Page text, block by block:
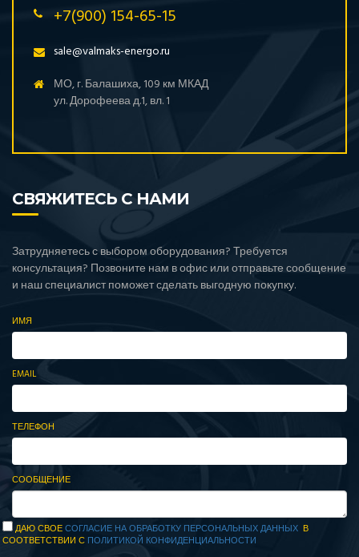
+7(900) 154-65-15
sale@valmaks-energo.ru
МО, г. Балашиха, 109 км МКАД
ул. Дорофеева д.1, вл. 1
СВЯЖИТЕСЬ С НАМИ
Затрудняетесь с выбором оборудования? Требуется
консультация? Позвоните нам в офис или отправьте сообщение
и наш специалист поможет сделать выгодную покупку.
ИМЯ
EMAIL
ТЕЛЕФОН
СООБЩЕНИЕ
ДАЮ СВОЕСОГЛАСИЕ НА ОБРАБОТКУ ПЕРСОНАЛЬНЫХ ДАННЫХ В
СООТВЕТСТВИИ С ПОЛИТИКОЙ КОНФИДЕНЦИАЛЬНОСТИ